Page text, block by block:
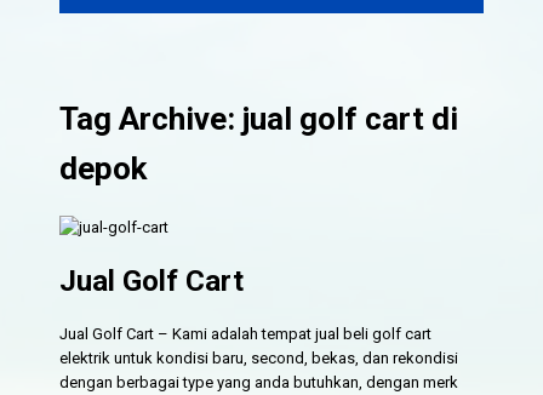
Tag Archive: jual golf cart di
depok
Jual Golf Cart
Jual Golf Cart – Kami adalah tempat jual beli golf cart
elektrik untuk kondisi baru, second, bekas, dan rekondisi
dengan berbagai type yang anda butuhkan, dengan merk